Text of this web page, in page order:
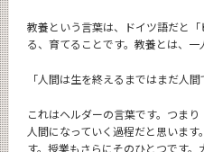
教養という言葉は、ドイツ語だと
る、育てることです。教養とは、一
「人間は生を終えるまではまだ人間
これはヘルダーの言葉です。つま
人間になっていく過程だと思いま
す。授業もさらにそのひとつです